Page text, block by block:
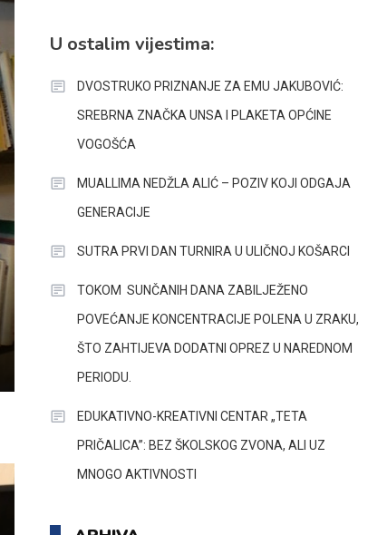
U ostalim vijestima:
DVOSTRUKO PRIZNANJE ZA EMU JAKUBOVIĆ:
SREBRNA ZNAČKA UNSA I PLAKETA OPĆINE
VOGOŠĆA
MUALLIMA NEDŽLA ALIĆ – POZIV KOJI ODGAJA
GENERACIJE
SUTRA PRVI DAN TURNIRA U ULIČNOJ KOŠARCI
TOKOM SUNČANIH DANA ZABILJEŽENO
POVEĆANJE KONCENTRACIJE POLENA U ZRAKU,
ŠTO ZAHTIJEVA DODATNI OPREZ U NAREDNOM
PERIODU.
EDUKATIVNO-KREATIVNI CENTAR „TETA
PRIČALICA”: BEZ ŠKOLSKOG ZVONA, ALI UZ
MNOGO AKTIVNOSTI